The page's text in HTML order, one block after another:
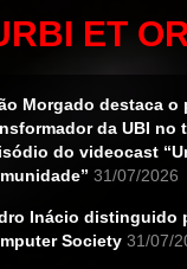
ET
Morgado destaca o
da UBI no
do videocast
31/07/2026
Inácio distinguido
Society 31/07/